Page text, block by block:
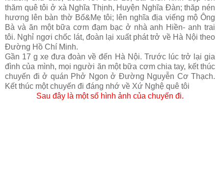
thăm quê tôi ở xà Nghĩa Thịnh, Huyện Nghĩa Đàn; thăp nén
hương lên bàn thờ Bố&Mẹ tôi; lên nghĩa địa viếng mộ Ông
Bà và ăn một bữa cơm đạm bạc ở nhà anh Hiền- anh trai
tôi. Nghỉ ngơi chốc lát, đoàn lại xuất phát trở về Hà Nội theo
Đường Hồ Chí Minh.
Gần 17 g xe đưa đoàn về đến Hà Nội. Trước lúc trở lại gia
đình của mình, mọi người ăn một bữa cơm chia tay, kết thúc
chuyến đi ở quán Phở Ngon ở Đường Nguyễn Cơ Thạch.
Kết thúc một chuyến đi đáng nhớ về Xứ Nghệ quê tôi
Sau đây là một số hình ảnh của chuyến đi.